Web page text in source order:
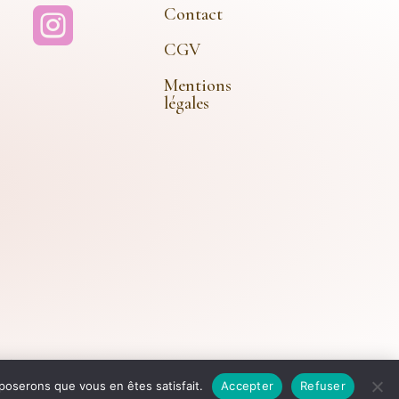

Contact
CGV
Mentions
légales
Doré – Tous Droits Réservés
que vous en êtes satisfait. Accepter Refuser